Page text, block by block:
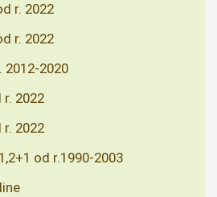
r. 2022
r. 2022
2012-2020
r. 2022
r. 2022
od r.1990-2003